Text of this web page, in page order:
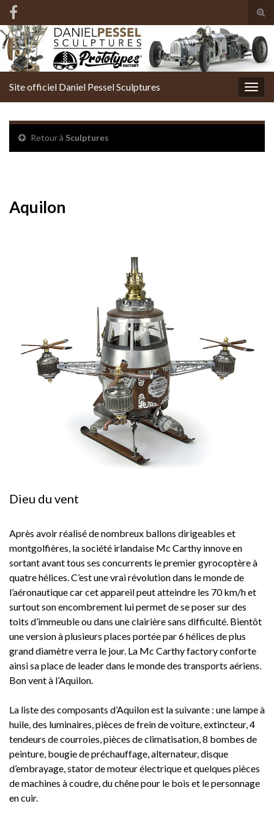
Search for:
Site officiel Daniel Pessel Sculptures
Retour à Sculptures
Aquilon
Dieu du vent
Après avoir réalisé de nombreux ballons dirigeables et
montgolfières, la société irlandaise Mc Carthy innove en
sortant avant tous ses concurrents le premier gyrocoptère à
quatre hélices. C’est une vrai révolution dans le monde de
l’aéronautique car cet appareil peut atteindre les 70 km/h et
surtout son encombrement lui permet de se poser sur des
toits d’immeuble ou dans une clairière sans difficulté. Bientôt
une version à plusieurs places portée par 6 hélices de plus
grand diamètre verra le jour. La Mc Carthy factory conforte
ainsi sa place de leader dans le monde des transports aériens.
Bon vent à l’Aquilon.
La liste des composants d’Aquilon est la suivante : une lampe à
huile, des luminaires, pièces de frein de voiture, extincteur, 4
tendeurs de courroies, pièces de climatisation, 8 bombes de
peinture, bougie de préchauffage, alternateur, disque
d’embrayage, stator de moteur électrique et quelques pièces
de machines à coudre, du chêne pour le bois et le personnage
en cuir.